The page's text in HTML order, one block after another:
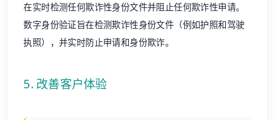
在实时检测任何欺诈性身份文件并阻止任何欺诈性申请。
数字身份验证旨在检测欺诈性身份文件（例如护照和驾驶
执照），并实时防止申请和身份欺诈。
5. 改善客户体验